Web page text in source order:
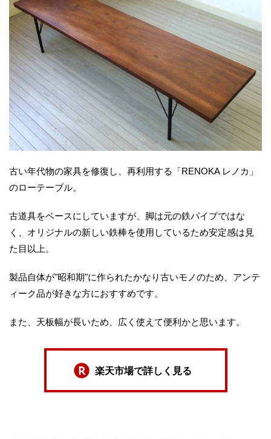
古い年代物の家具を修復し、再利用する「RENOKA レノカ」
のローテーブル。
古道具をベースにしていますが、脚は元の鉄パイプではな
く、オリジナルの新しい鉄棒を使用しているため安定感は見
た目以上。
製品自体が"昭和期"に作られたかなり古いモノのため、アンテ
ィーク品が好きな方におすすめです。
また、天板幅が長いため、広く使えて便利かと思います。
楽天市場で詳しく見る